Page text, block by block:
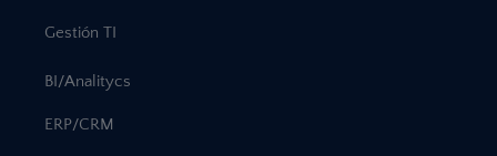
Gestión TI
BI/Analitycs
ERP/CRM